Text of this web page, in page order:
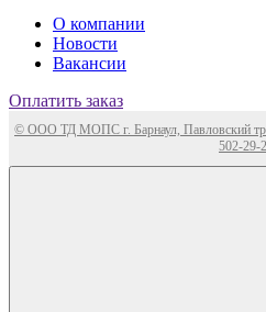
О компании
Новости
Вакансии
Оплатить заказ
© ООО ТД МОПС г. Барнаул, Павловский
502-29-